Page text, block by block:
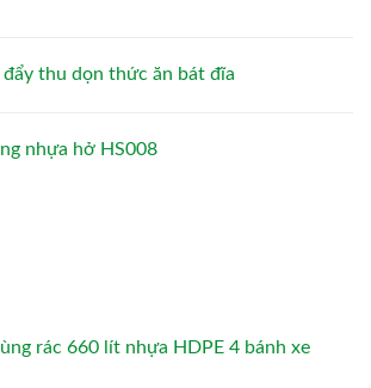
đẩy thu dọn thức ăn bát đĩa
nhựa hở HS008
rác 660 lít nhựa HDPE 4 bánh xe